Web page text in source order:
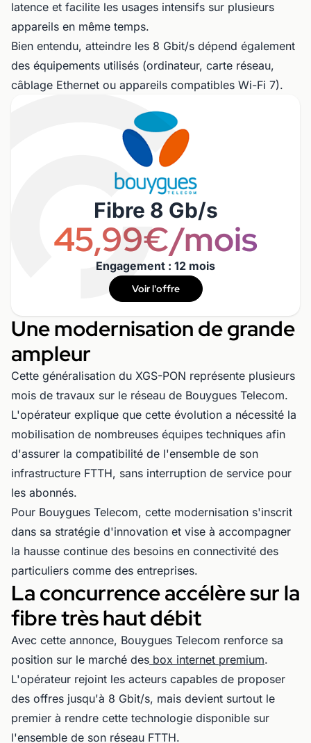
latence et facilite les usages intensifs sur plusieurs
appareils en même temps.
Bien entendu, atteindre les 8 Gbit/s dépend également
des équipements utilisés (ordinateur, carte réseau,
câblage Ethernet ou appareils compatibles Wi-Fi 7).
Fibre 8 Gb/s
45,99€/mois
Engagement : 12 mois
Voir l'offre
Une modernisation de grande
ampleur
Cette généralisation du XGS-PON représente plusieurs
mois de travaux sur le réseau de Bouygues Telecom.
L'opérateur explique que cette évolution a nécessité la
mobilisation de nombreuses équipes techniques afin
d'assurer la compatibilité de l'ensemble de son
infrastructure FTTH, sans interruption de service pour
les abonnés.
Pour Bouygues Telecom, cette modernisation s'inscrit
dans sa stratégie d'innovation et vise à accompagner
la hausse continue des besoins en connectivité des
particuliers comme des entreprises.
La concurrence accélère sur la
fibre très haut débit
Avec cette annonce, Bouygues Telecom renforce sa
position sur le marché des box internet premium.
L'opérateur rejoint les acteurs capables de proposer
des offres jusqu'à 8 Gbit/s, mais devient surtout le
premier à rendre cette technologie disponible sur
l'ensemble de son réseau FTTH.